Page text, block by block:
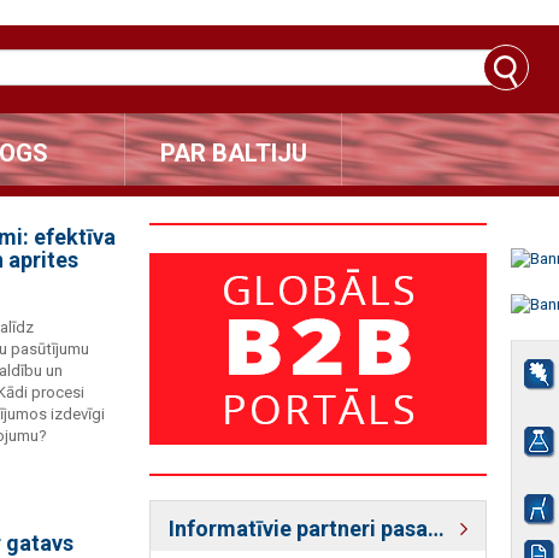
PAR BALTIJU
efektīva
aprites
pasūtījumu
un
procesi
izdevīgi
gatavs
Informatīvie partneri pasaulē